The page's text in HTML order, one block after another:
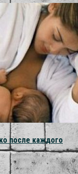
после каждого